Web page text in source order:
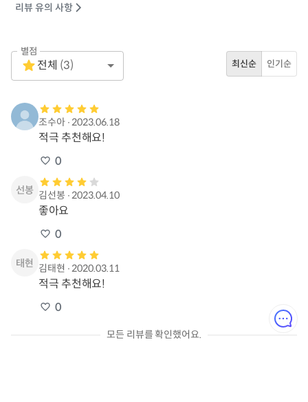
리뷰 유의 사항
별점
1 Star
Empty
전체 (3) 최신순 인기순
조수아∙2023.06.18
적극 추천해요!
0
김선봉 ∙2023.04.10
좋아요
0
김태현 ∙2020.03.11
적극 추천해요!
0
모든 리뷰를 확인했어요.